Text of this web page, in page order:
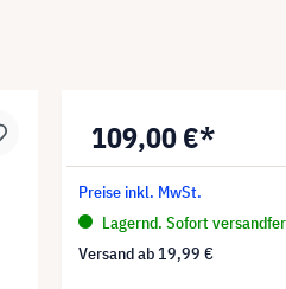
109,00 €*
Preise inkl. MwSt.
Lagernd. Sofort
Versand ab 19,99 €